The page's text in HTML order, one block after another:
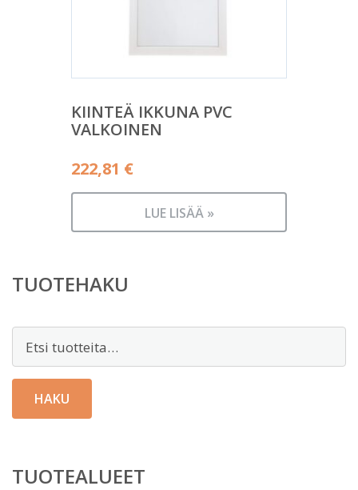
KIINTEÄ IKKUNA PVC
VALKOINEN
222,81 €
LUE LISÄÄ »
TUOTEHAKU
HAKU
TUOTEALUEET